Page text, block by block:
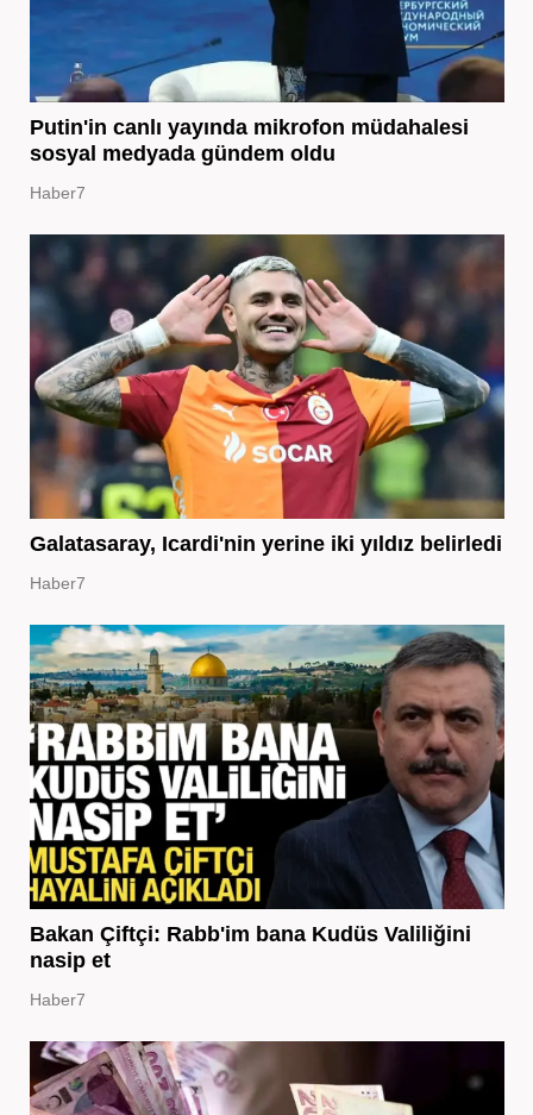
Putin'in canlı yayında mikrofon müdahalesi
sosyal medyada gündem oldu
Haber7
Galatasaray, Icardi'nin yerine iki yıldız belirledi
Haber7
Bakan Çiftçi: Rabb'im bana Kudüs Valiliğini
nasip et
Haber7